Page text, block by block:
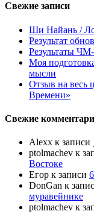
Свежие записи
Ши Найань / Ло
Результат
Результаты
Моя
мысли
Отзыв на весь
Времени»
Свежие
Alexx к записи
ptolmachev к
Востоке
Егор к записи
DonGan к
муравейнике
ptolmachev к